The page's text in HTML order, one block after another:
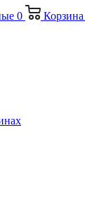
0 Корзина